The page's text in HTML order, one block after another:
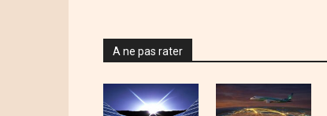
A ne pas rater